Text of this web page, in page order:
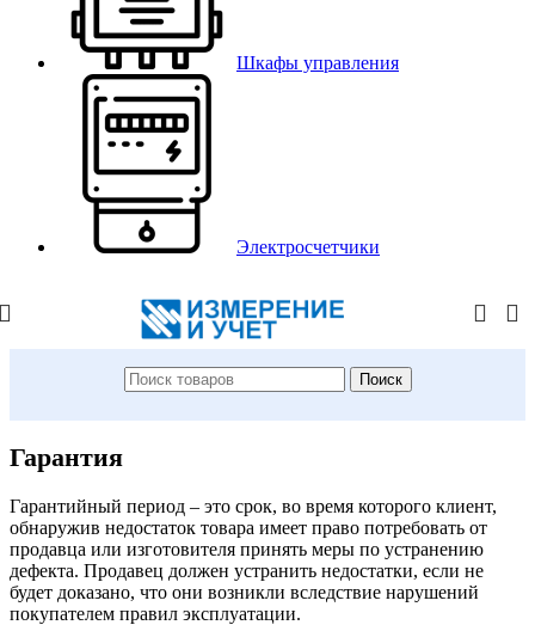
Шкафы управления
Электросчетчики
Поиск
Гарантия
Гарантийный период – это срок, во время которого клиент,
обнаружив недостаток товара имеет право потребовать от
продавца или изготовителя принять меры по устранению
дефекта. Продавец должен устранить недостатки, если не
будет доказано, что они возникли вследствие нарушений
покупателем правил эксплуатации.